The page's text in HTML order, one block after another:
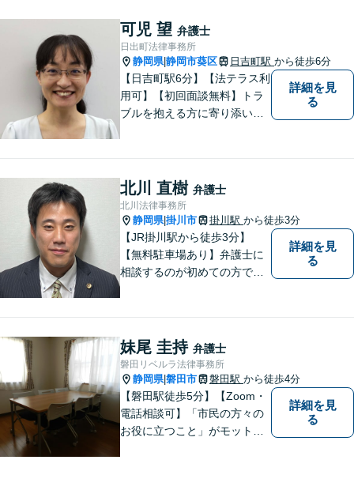
整理など企業に関わる問題を
幅広く取り扱っております。
どうぞお気軽にご相談くださ
い。
可児 望 弁護士
日出町法律事務所
静岡県|静岡市葵区 日吉町駅 から徒歩6分
【日吉町駅6分】【法テラス利
用可】【初回面談無料】トラ
ブルを抱える方に寄り添い、
詳細を見
る
北川 直樹 弁護士
北川法律事務所
静岡県|掛川市 掛川駅 から徒歩3分
【JR掛川駅から徒歩3分】
【無料駐車場あり】弁護士に
相談するのが初めての方でも
には、可能な限り早く解決に
至るよう迅速に対応いたしま
す。まずはお気軽にご相談く
ださい。
詳細を見
る
妹尾 圭持 弁護士
磐田リベルラ法律事務所
静岡県|磐田市 磐田駅 から徒歩4分
【磐田駅徒歩5分】【Zoom・
電話相談可】「市民の方々の
お役に立つこと」がモットー
詳細を見
る